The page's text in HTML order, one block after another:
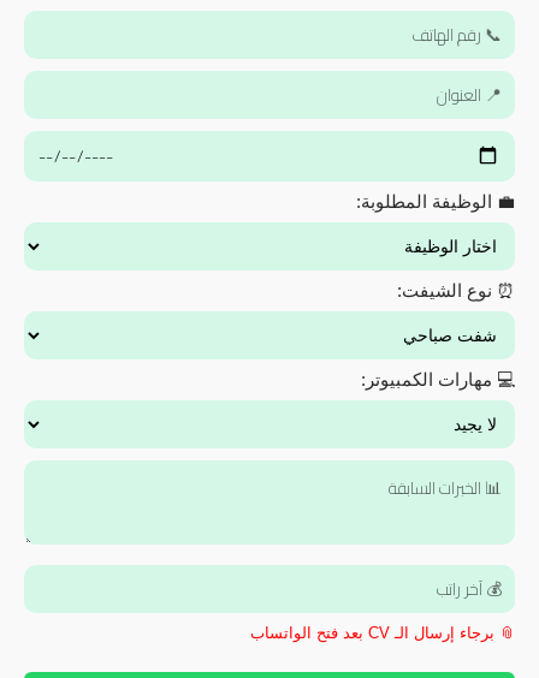
💼 الوظيفة المطلوبة:
⏰ نوع الشيفت:
💻 مهارات الكمبيوتر:
📎 برجاء إرسال الـ CV بعد فتح الواتساب